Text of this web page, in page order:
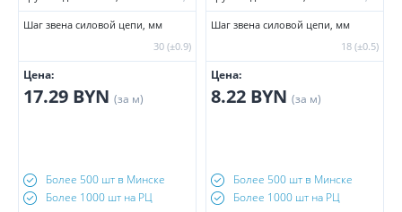
Шаг звена силовой цепи, мм
30 (±0.9)
Цена:
17.29 BYN (за м)
Более 500 шт в Минске
Более 1000 шт на РЦ
Шаг звена силовой цепи, мм
18 (±0.5)
Цена:
8.22 BYN (за м)
Более 500 шт в Минске
Более 1000 шт на РЦ